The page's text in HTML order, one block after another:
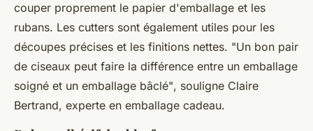
couper proprement le papier d'emballage et les
rubans. Les cutters sont également utiles pour les
découpes précises et les finitions nettes. "Un bon pair
de ciseaux peut faire la différence entre un emballage
soigné et un emballage bâclé", souligne Claire
Bertrand, experte en emballage cadeau.